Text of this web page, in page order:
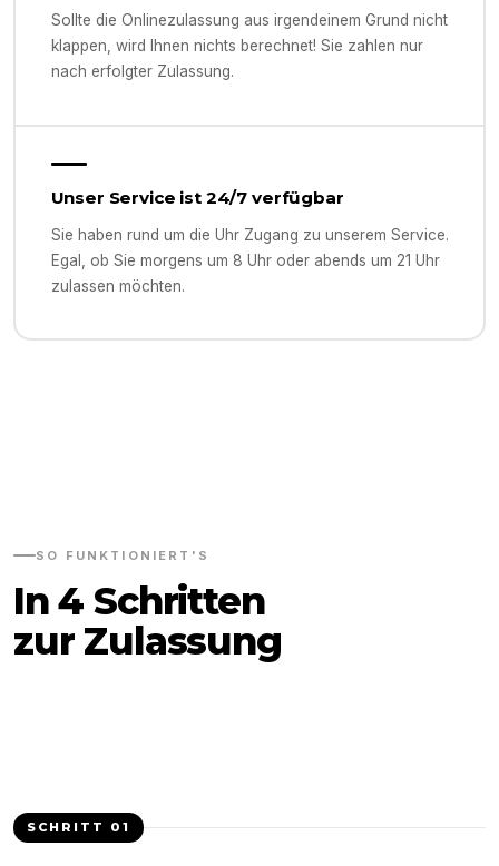
Sollte die Onlinezulassung aus irgendeinem Grund nicht
klappen, wird Ihnen nichts berechnet! Sie zahlen nur
nach erfolgter Zulassung.
Unser Service ist 24/7 verfügbar
Sie haben rund um die Uhr Zugang zu unserem Service.
Egal, ob Sie morgens um 8 Uhr oder abends um 21 Uhr
zulassen möchten.
SO FUNKTIONIERT'S
In 4 Schritten
zur Zulassung
SCHRITT 01